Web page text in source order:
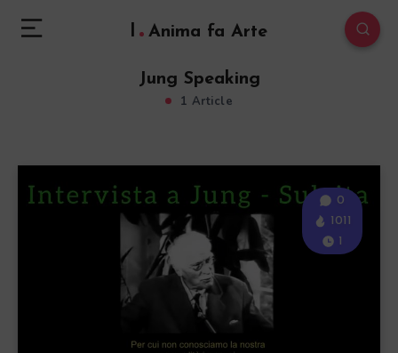
l Anima fa Arte
Jung Speaking
1 Article
0
1011
1